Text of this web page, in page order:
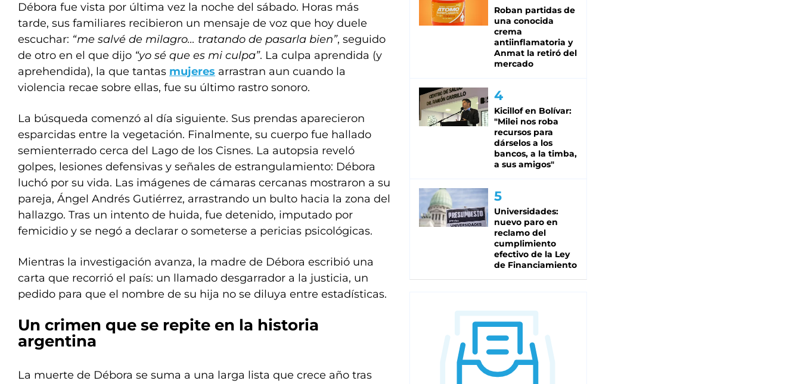
Débora fue vista por última vez la noche del sábado. Horas más
tarde, sus familiares recibieron un mensaje de voz que hoy duele
escuchar: “me salvé de milagro… tratando de pasarla bien”, seguido
de otro en el que dijo “yo sé que es mi culpa”. La culpa aprendida (y
aprehendida), la que tantas mujeres arrastran aun cuando la
violencia recae sobre ellas, fue su último rastro sonoro.
La búsqueda comenzó al día siguiente. Sus prendas aparecieron
esparcidas entre la vegetación. Finalmente, su cuerpo fue hallado
semienterrado cerca del Lago de los Cisnes. La autopsia reveló
golpes, lesiones defensivas y señales de estrangulamiento: Débora
luchó por su vida. Las imágenes de cámaras cercanas mostraron a su
pareja, Ángel Andrés Gutiérrez, arrastrando un bulto hacia la zona del
hallazgo. Tras un intento de huida, fue detenido, imputado por
femicidio y se negó a declarar o someterse a pericias psicológicas.
Mientras la investigación avanza, la madre de Débora escribió una
carta que recorrió el país: un llamado desgarrador a la justicia, un
pedido para que el nombre de su hija no se diluya entre estadísticas.
Un crimen que se repite en la historia
argentina
La muerte de Débora se suma a una larga lista que crece año tras
Roban partidas de
una conocida
crema
antiinflamatoria y
Anmat la retiró del
mercado
Kicillof en Bolívar:
"Milei nos roba
recursos para
dárselos a los
bancos, a la timba,
a sus amigos"
Universidades:
nuevo paro en
reclamo del
cumplimiento
efectivo de la Ley
de Financiamiento